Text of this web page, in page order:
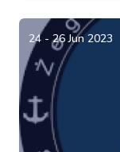
24 - 26 Jun 2023